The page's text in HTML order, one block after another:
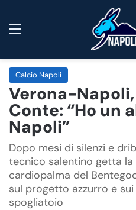
Calcio Napoli
Verona-
Conte: “Ho un
Napoli”
Dopo mesi di silenzi e
tecnico salentino getta
cardiopalma del
sul progetto azzurro e
spogliatoio